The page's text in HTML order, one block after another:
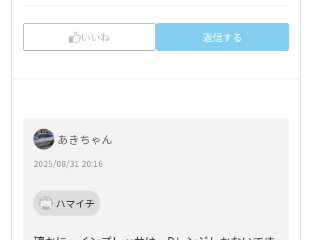
いいね 返信する
あきちゃん
2025/08/31 20:16
ハマイチ